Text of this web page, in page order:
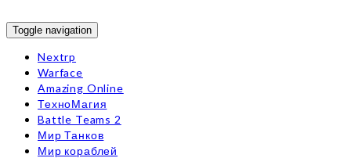
Toggle navigation
Nextrp
Warface
Amazing Online
ТехноМагия
Battle Teams 2
Мир Танков
Мир кораблей